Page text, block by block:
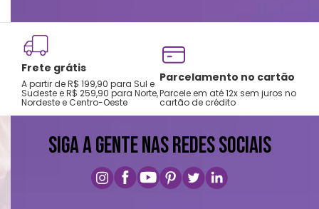
Frete grátis
A partir de R$ 199,90 para Sul e
Sudeste e R$ 259,90 para Norte,
Nordeste e Centro-Oeste
Parcelamento no cartão
Parcele em até 12x sem juros no
cartão de crédito
SIGA A GENTE NAS REDES SOCIAIS